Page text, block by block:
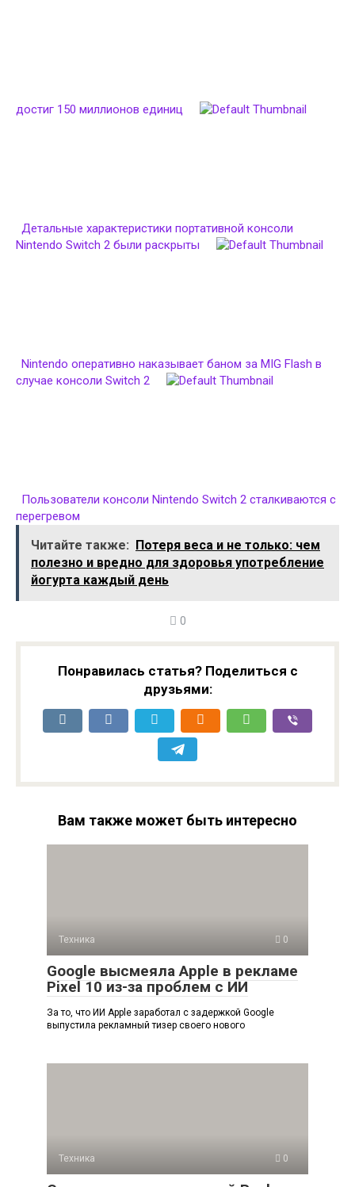
достиг 150 миллионов единиц
Детальные характеристики портативной консоли
Nintendo Switch 2 были раскрыты
Nintendo оперативно наказывает баном за MIG Flash в
случае консоли Switch 2
Пользователи консоли Nintendo Switch 2 сталкиваются с
перегревом
Читайте также: Потеря веса и не только: чем
полезно и вредно для здоровья употребление
йогурта каждый день
0
Понравилась статья? Поделиться с
друзьями:
Вам также может быть интересно
Техника 0
Google высмеяла Apple в рекламе
Pixel 10 из-за проблем с ИИ
За то, что ИИ Apple заработал с задержкой Google
выпустила рекламный тизер своего нового
Техника 0